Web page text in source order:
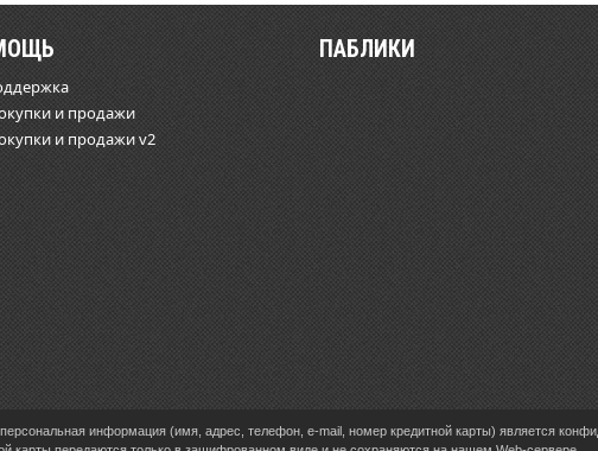
и продажи
и продажи v2
ПАБЛИКИ
информация (имя, адрес, телефон, e-mail, номер кредитной карты) является